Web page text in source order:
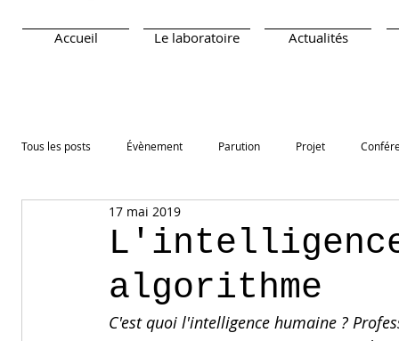
Accueil Le laboratoire Actualités
Tous les posts Évènement Parution Projet
TEST Prix
algorithme
17 mai 2019
C'est quoi l'intelligence humaine ?